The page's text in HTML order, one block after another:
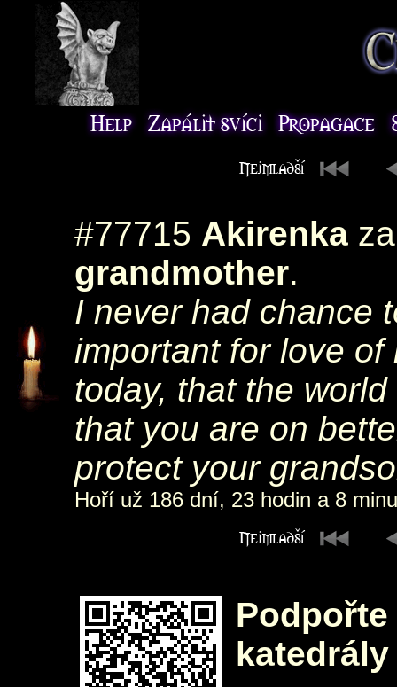
#77715 Akirenka
grandmother.
I never had chance
important for love
today, that the
that you are on
protect your
Hoří už 186 dní, 23 hodin a 8
katedrály